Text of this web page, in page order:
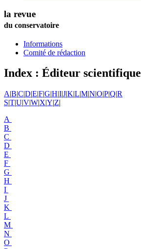
la revue
du conservatoire
Informations
Comité de rédaction
Index : Éditeur scientifique
A|B|C|D|E|F|G|H|I|J|K|L|M|N|O|P|Q|R
S|T|U|V|W|X|Y|Z|
A
B
C
D
E
F
G
H
I
J
K
L
M
N
O